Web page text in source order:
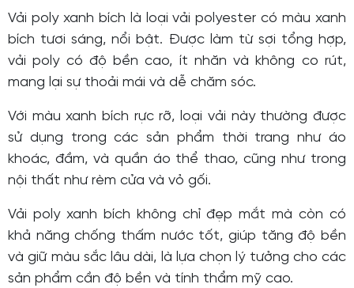
Vải poly xanh bích là loại vải polyester có màu xanh
bích tươi sáng, nổi bật. Được làm từ sợi tổng hợp,
vải poly có độ bền cao, ít nhăn và không co rút,
mang lại sự thoải mái và dễ chăm sóc.
Với màu xanh bích rực rỡ, loại vải này thường được
sử dụng trong các sản phẩm thời trang như áo
khoác, đầm, và quần áo thể thao, cũng như trong
nội thất như rèm cửa và vỏ gối.
Vải poly xanh bích không chỉ đẹp mắt mà còn có
khả năng chống thấm nước tốt, giúp tăng độ bền
và giữ màu sắc lâu dài, là lựa chọn lý tưởng cho các
sản phẩm cần độ bền và tính thẩm mỹ cao.